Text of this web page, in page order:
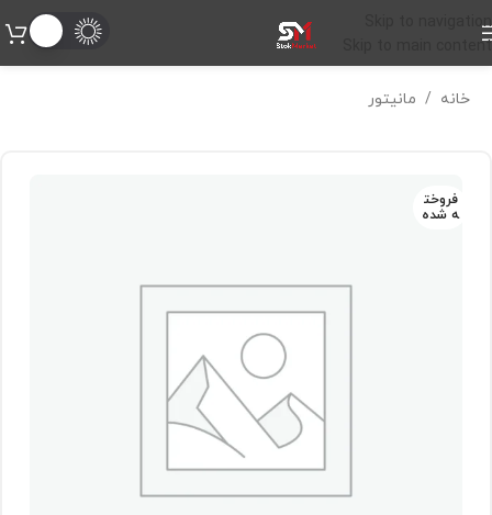
Skip to navigation
Skip to main content
خانه / مانیتور
فروخت
ه شده